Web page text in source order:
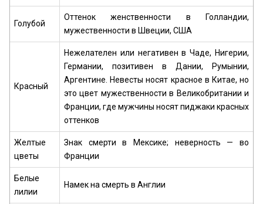
Голубой
Оттенок женственности в Голландии,
мужественности в Швеции, США
Красный
Нежелателен или негативен в Чаде, Нигерии,
Германии, позитивен в Дании, Румынии,
Аргентине. Невесты носят красное в Китае, но
это цвет мужественности в Великобритании и
Франции, где мужчины носят пиджаки красных
оттенков
Желтые
цветы
Знак смерти в Мексике; неверность — во
Франции
Белые
лилии
Намек на смерть в Англии